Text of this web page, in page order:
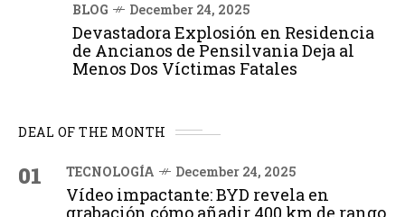
BLOG December 24, 2025
Devastadora Explosión en Residencia
de Ancianos de Pensilvania Deja al
Menos Dos Víctimas Fatales
DEAL OF THE MONTH
01 TECNOLOGÍA December 24, 2025
Vídeo impactante: BYD revela en